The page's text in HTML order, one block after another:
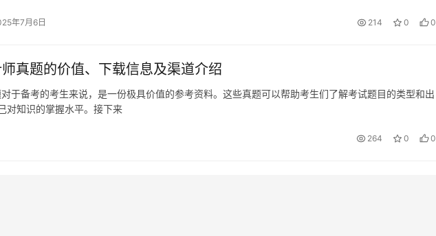
年7月6日 214 0 0
真题的价值、下载信息及渠道介绍
于备考的考生来说，是一份极具价值的参考资料。这些真题可以帮助考生们了解考试题目的类型和出
对知识的掌握水平。接下来
264 0 0